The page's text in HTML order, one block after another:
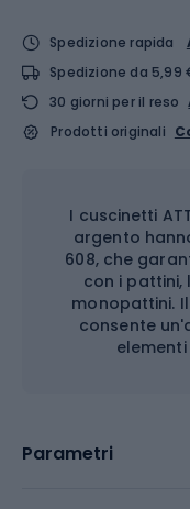
Spedizione rapida
Spedizione da 5,99
30 giorni per il reso
Prodotti originali
I cuscinetti
argento
608, che
con i
monopattini.
consente
Parametri